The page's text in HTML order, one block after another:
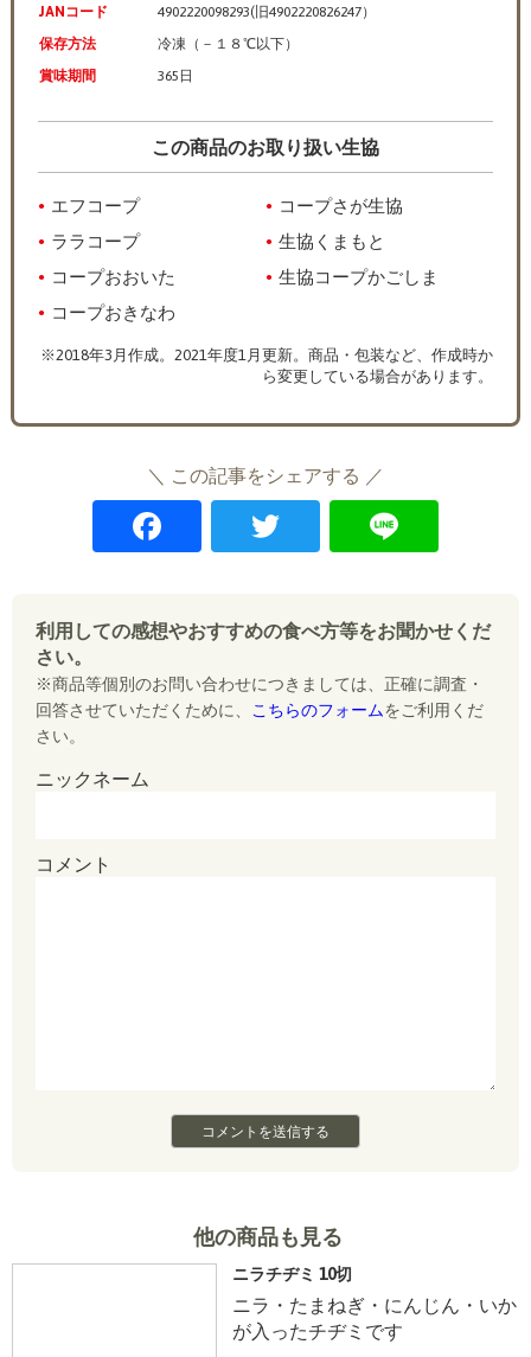
JANコード
4902220098293(旧4902220826247）
保存方法
冷凍（－１８℃以下）
賞味期間
365日
この商品のお取り扱い生協
エフコープ
コープさが生協
ララコープ
生協くまもと
コープおおいた
生協コープかごしま
コープおきなわ
※2018年3月作成。2021年度1月更新。商品・包装など、作成時か
ら変更している場合があります。
＼ この記事をシェアする ／
F
a
e
b
o
T
w
er
利用しての感想やおすすめの食べ方等をお聞かせくだ
さい。
※商品等個別のお問い合わせにつきましては、正確に調査・
回答させていただくために、
こちらのフォームをご利用くだ
さい。
ニックネーム
コメント
他の商品も見る
ニラチヂミ 10切
ニラ・たまねぎ・にんじん・いか
が入ったチヂミです